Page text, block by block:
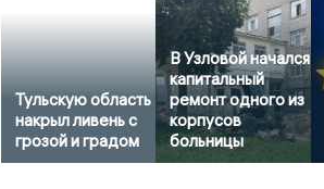
Тульскую область
накрыл ливень с
грозой и градом
В Узловой начался
капитальный
ремонт одного из
корпусов
больницы